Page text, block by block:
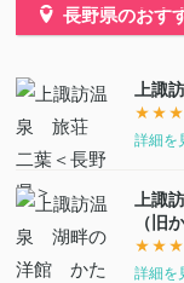
長野県のおす
上諏
詳細を
上諏
（旧
詳細を